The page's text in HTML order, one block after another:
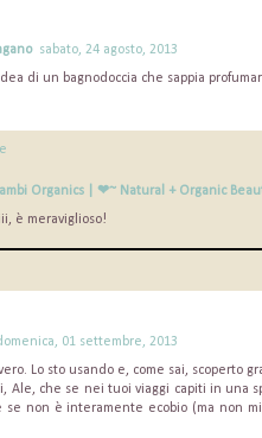
sabato, 24 agosto, 2013
di un bagnodoccia che sappia
Organics | ❤~ Natural + Organic
è meraviglioso!
01 settembre, 2013
Lo sto usando e, come sai, scoperto
Ale, che se nei tuoi viaggi capiti in una
se non è interamente ecobio (ma non